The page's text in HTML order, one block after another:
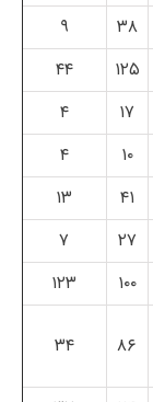
۳۸
۹
۱۲۵
۴۴
۱۷
۴
۱۰
۴
۴۱
۱۳
۲۷
۷
۱۰۰ ۱۲۳
۸۶ ۳۴